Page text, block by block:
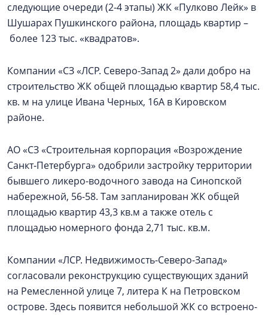
следующие очереди (2-4 этапы) ЖК «Пулково Лейк» в
Шушарах Пушкинского района, площадь квартир –
более 123 тыс. «квадратов».
Компании «СЗ «ЛСР. Северо-Запад 2» дали добро на
строительство ЖК общей площадью квартир 58,4 тыс.
кв. м на улице Ивана Черных, 16А в Кировском
районе.
АО «СЗ «Строительная корпорация «Возрождение
Санкт‑Петербурга» одобрили застройку территории
бывшего ликеро-водочного завода на Синопской
набережной, 56-58. Там запланирован ЖК общей
площадью квартир 43,3 кв.м а также отель с
площадью номерного фонда 2,71 тыс. кв.м.
Компании «ЛСР. Недвижимость-Северо-Запад»
согласовали реконструкцию существующих зданий
на Ремесленной улице 7, литера К на Петровском
острове. Здесь появится небольшой ЖК со встроено-